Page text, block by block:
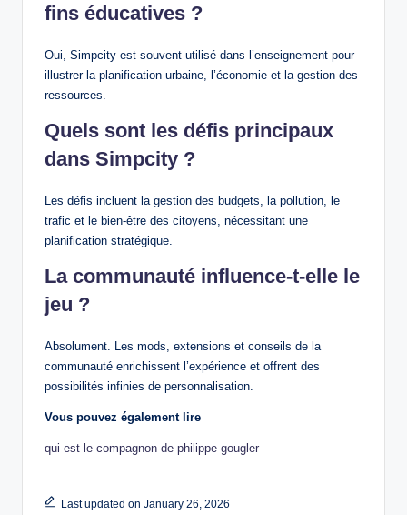
fins éducatives ?
Oui, Simpcity est souvent utilisé dans l’enseignement pour
illustrer la planification urbaine, l’économie et la gestion des
ressources.
Quels sont les défis principaux
dans Simpcity ?
Les défis incluent la gestion des budgets, la pollution, le
trafic et le bien-être des citoyens, nécessitant une
planification stratégique.
La communauté influence-t-elle le
jeu ?
Absolument. Les mods, extensions et conseils de la
communauté enrichissent l’expérience et offrent des
possibilités infinies de personnalisation.
Vous pouvez également lire
qui est le compagnon de philippe gougler
Last updated on January 26, 2026